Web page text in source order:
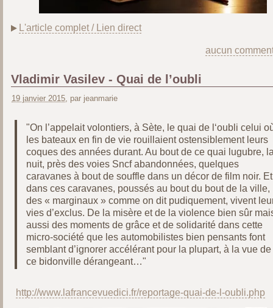
L'article complet / Lien direct
aucun
Vladimir Vasilev - Quai de l’oubli
19 janvier 2015, par jeanmarie
"On l’appelait volontiers, à Sète, le quai de l‘oubli celui
les bateaux en fin de vie rouillaient ostensiblement leurs
coques des années durant. Au bout de ce quai lugubre,
nuit, près des voies Sncf abandonnées, quelques
caravanes à bout de souffle dans un décor de film noir. Et
dans ces caravanes, poussés au bout du bout de la ville,
des « marginaux » comme on dit pudiquement, vivent
vies d’exclus. De la misère et de la violence bien sûr
aussi des moments de grâce et de solidarité dans cette
micro-société que les automobilistes bien pensants font
semblant d’ignorer accélérant pour la plupart, à la vue de
ce bidonville dérangeant…"
http://www.lafrancevuedici.fr/reportage-quai-de-l-oubli.php